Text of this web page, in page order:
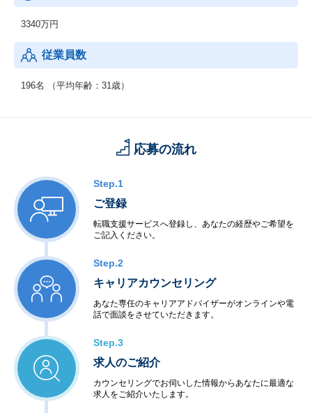
3340万円
従業員数
196名 （平均年齢：31歳）
応募の流れ
Step.1
ご登録
転職支援サービスへ登録し、あなたの経歴やご希望を
ご記入ください。
Step.2
キャリアカウンセリング
あなた専任のキャリアアドバイザーがオンラインや電
話で面談をさせていただきます。
Step.3
求人のご紹介
カウンセリングでお伺いした情報からあなたに最適な
求人をご紹介いたします。